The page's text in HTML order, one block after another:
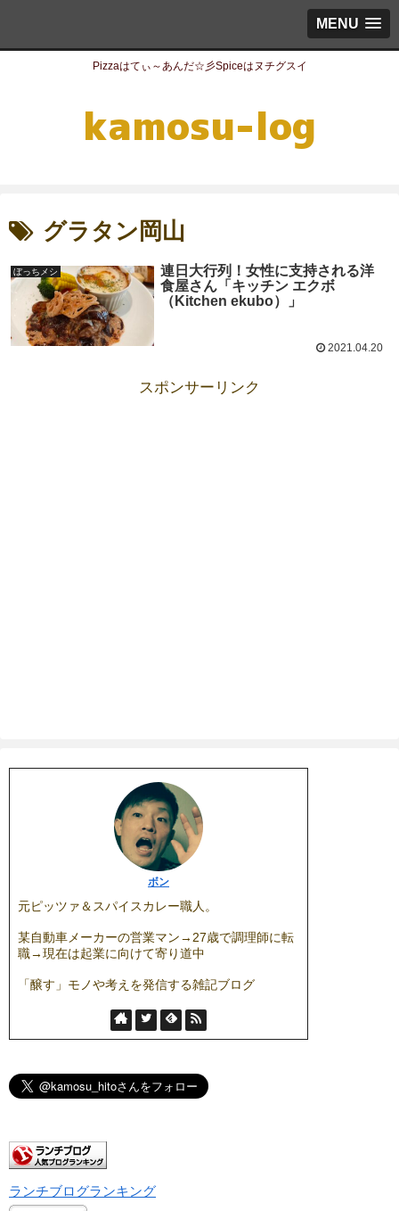
MENU
Pizzaはてぃ～あんだ☆彡Spiceはヌチグスイ
グラタン岡山
ぼっちメシ
連日大行列！女性に支持される洋
食屋さん「キッチン エクボ
（Kitchen ekubo）」
2021.04.20
スポンサーリンク
ボン
元ピッツァ＆スパイスカレー職人。
某自動車メーカーの営業マン→27歳で調理師に転
職→現在は起業に向けて寄り道中
「醸す」モノや考えを発信する雑記ブログ
ランチブログランキング